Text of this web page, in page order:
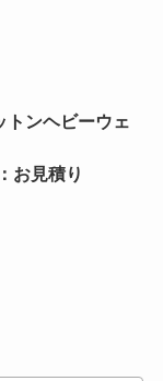
トンヘビーウェ
お見積り